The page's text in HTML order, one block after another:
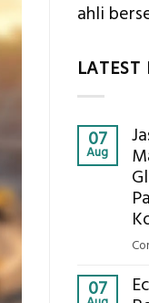
ahli
LATEST
07
Aug
07